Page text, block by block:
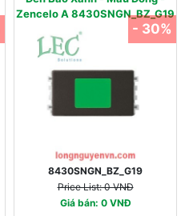
Zencelo A 8430SNGN_BZ_G19
8430SNGN_BZ_G19
Price List: 0 VNĐ
Giá bán: 0 VNĐ
- 30%